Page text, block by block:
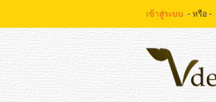
เข้าสู่ระบบ - หรือ -